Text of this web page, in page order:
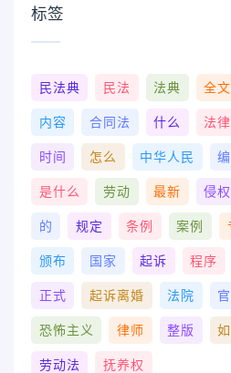
标签
民法典 民法 法典 全文
内容 合同法 什么 法律
时间 怎么 中华人民
是什么 劳动 最新 侵权
的 规定 条例 案例
颁布 国家 起诉 程序
正式 起诉离婚 法院
恐怖主义 律师 整版
劳动法 抚养权